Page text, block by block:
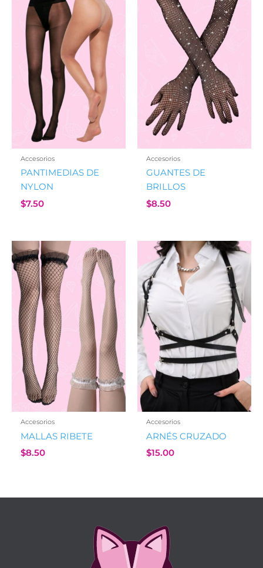
Accesorios
PANTIMEDIAS DE
NYLON
$7.50
Accesorios
GUANTES DE
BRILLOS
$8.50
Accesorios
MALLAS RIBETE
$8.50
Accesorios
ARNÉS CRUZADO
$15.00